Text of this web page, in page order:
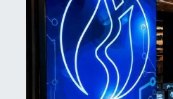
BIST 100 Isı Haritası
Coin Isı Haritası
Ekonomik Takvim